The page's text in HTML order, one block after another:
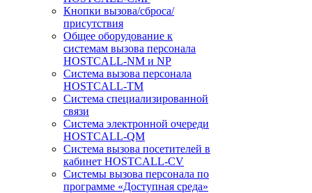
Кнопки вызова/сброса/
присутствия
Общее оборудование к
системам вызова персонала
HOSTCALL-NM и NP
Система вызова персонала
HOSTCALL-TM
Система специализированной
связи
Система электронной очереди
HOSTCALL-QM
Cистема вызова посетителей в
кабинет HOSTCALL-CV
Системы вызова персонала по
программе «Доступная среда»